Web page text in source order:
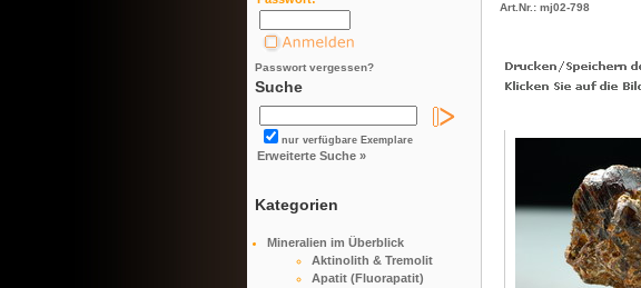
Passwort vergessen?
Suche
nur verfügbare Exemplare
Erweiterte Suche »
Kategorien
Mineralien im Überblick
Aktinolith & Tremolit
Apatit (Fluorapatit)
Art.Nr.: mj02-798